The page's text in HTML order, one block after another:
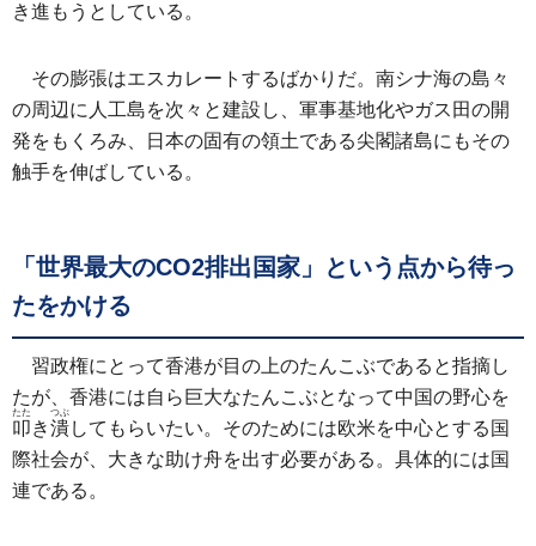
き進もうとしている。
その膨張はエスカレートするばかりだ。南シナ海の島々
の周辺に人工島を次々と建設し、軍事基地化やガス田の開
発をもくろみ、日本の固有の領土である尖閣諸島にもその
触手を伸ばしている。
「世界最大のCO2排出国家」という点から待っ
たをかける
習政権にとって香港が目の上のたんこぶであると指摘し
たが、香港には自ら巨大なたんこぶとなって中国の野心を
叩
たた
き潰
つぶ
してもらいたい。そのためには欧米を中心とする国
際社会が、大きな助け舟を出す必要がある。具体的には国
連である。